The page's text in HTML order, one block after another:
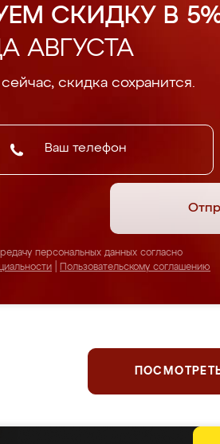
СКИДКУ В
АВГУСТА
скидка сохранится.
персональных данных согласно
Пользовательскому соглашению